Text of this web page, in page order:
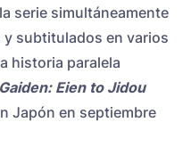
serie simultáneamente
subtitulados en varios
historia paralela
Eien to Jidou
Japón en septiembre